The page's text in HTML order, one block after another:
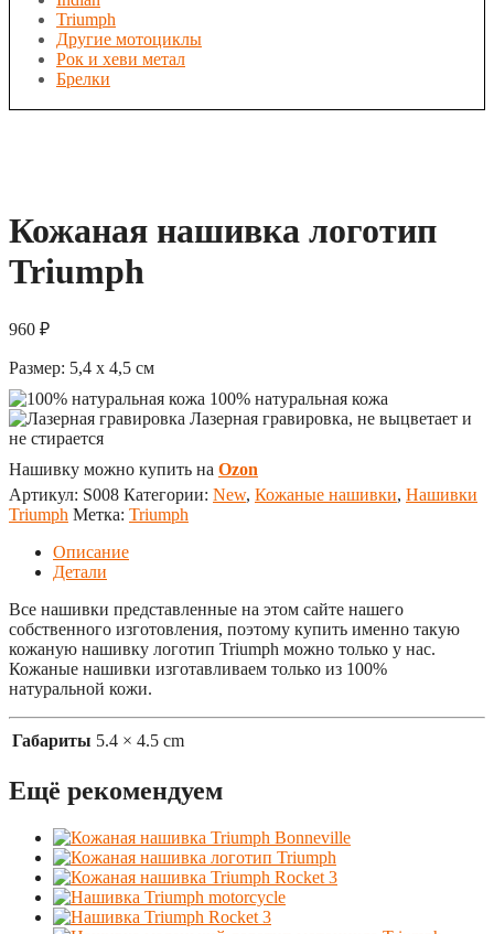
Triumph
Другие мотоциклы
Рок и хеви метал
Брелки
Кожаная нашивка логотип
Triumph
960 ₽
Размер: 5,4 x 4,5 см
100% натуральная кожа
Лазерная гравировка, не выцветает и
не стирается
Нашивку можно купить на Ozon
Артикул: S008 Категории: New, Кожаные нашивки, Нашивки
Triumph Метка: Triumph
Описание
Детали
Все нашивки представленные на этом сайте нашего
собственного изготовления, поэтому купить именно такую
кожаную нашивку логотип Triumph можно только у нас.
Кожаные нашивки изготавливаем только из 100%
натуральной кожи.
Габариты 5.4 × 4.5 cm
Ещё рекомендуем